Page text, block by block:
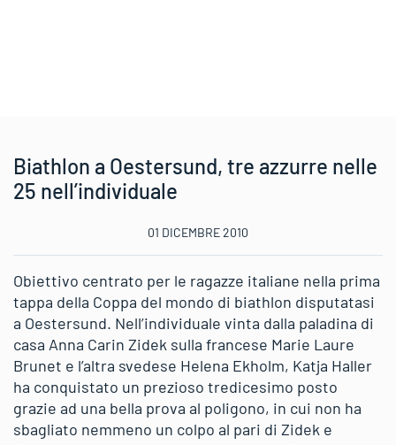
Biathlon a Oestersund, tre azzurre nelle
25 nell’individuale
01 DICEMBRE 2010
Obiettivo centrato per le ragazze italiane nella prima
tappa della Coppa del mondo di biathlon disputatasi
a Oestersund. Nell’individuale vinta dalla paladina di
casa Anna Carin Zidek sulla francese Marie Laure
Brunet e l’altra svedese Helena Ekholm, Katja Haller
ha conquistato un prezioso tredicesimo posto
grazie ad una bella prova al poligono, in cui non ha
sbagliato nemmeno un colpo al pari di Zidek e